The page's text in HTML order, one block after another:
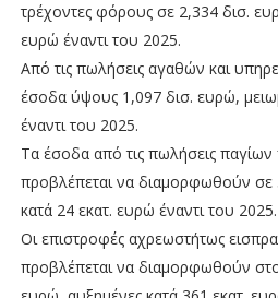
τρέχοντες φόρους σε 2,334 δισ.
ευρώ έναντι του 2025.
Από τις πωλήσεις αγαθών και
έσοδα ύψους 1,097 δισ. ευρώ,
έναντι του 2025.
Τα έσοδα από τις πωλήσεις παγίων
προβλέπεται να διαμορφωθούν σε
κατά 24 εκατ. ευρώ έναντι του 2025.
Οι επιστροφές αχρεωστήτως
προβλέπεται να διαμορφωθούν